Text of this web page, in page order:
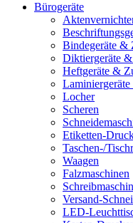
Bürogeräte
Bindegeräte &
Diktiergeräte
Heftgeräte &
Locher
Scheren
Etiketten-
Taschen-/
Waagen
Falzmaschinen
Versand-
LED-